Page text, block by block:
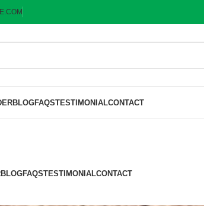
BLOGFAQSTESTIMONIALCONTACT
BLOGFAQSTESTIMONIALCONTACT